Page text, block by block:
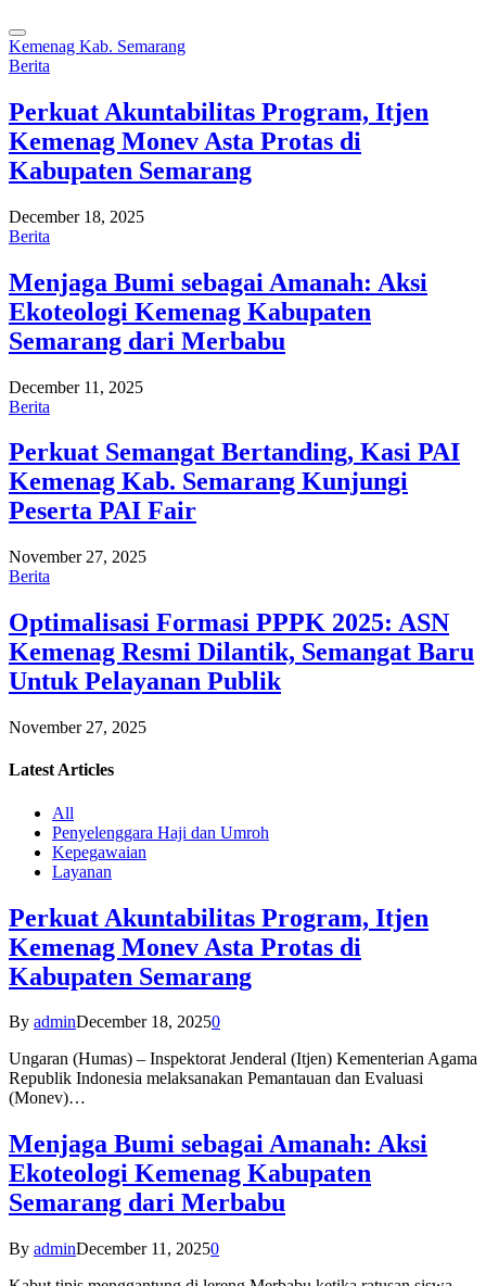
Kemenag Kab. Semarang
Berita
Perkuat Akuntabilitas Program, Itjen
Kemenag Monev Asta Protas di
Kabupaten Semarang
December 18, 2025
Berita
Menjaga Bumi sebagai Amanah: Aksi
Ekoteologi Kemenag Kabupaten
Semarang dari Merbabu
December 11, 2025
Berita
Perkuat Semangat Bertanding, Kasi PAI
Kemenag Kab. Semarang Kunjungi
Peserta PAI Fair
November 27, 2025
Berita
Optimalisasi Formasi PPPK 2025: ASN
Kemenag Resmi Dilantik, Semangat Baru
Untuk Pelayanan Publik
November 27, 2025
Latest Articles
All
Penyelenggara Haji dan Umroh
Kepegawaian
Layanan
Perkuat Akuntabilitas Program, Itjen
Kemenag Monev Asta Protas di
Kabupaten Semarang
By adminDecember 18, 20250
Ungaran (Humas) – Inspektorat Jenderal (Itjen) Kementerian Agama
Republik Indonesia melaksanakan Pemantauan dan Evaluasi
(Monev)…
Menjaga Bumi sebagai Amanah: Aksi
Ekoteologi Kemenag Kabupaten
Semarang dari Merbabu
By adminDecember 11, 20250